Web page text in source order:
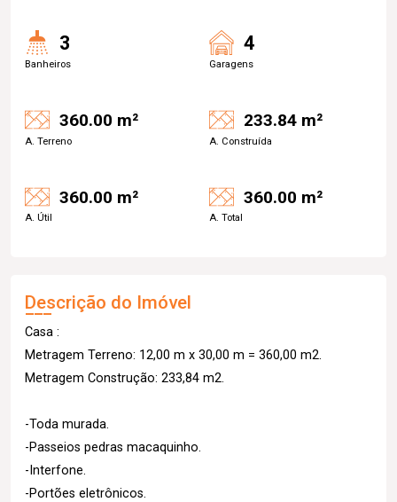
3
Banheiros
4
Garagens
360.00 m²
A. Terreno
233.84 m²
A. Construída
360.00 m²
A. Útil
360.00 m²
A. Total
Descrição do Imóvel
Casa :
Metragem Terreno: 12,00 m x 30,00 m = 360,00 m2.
Metragem Construção: 233,84 m2.
-Toda murada.
-Passeios pedras macaquinho.
-Interfone.
-Portões eletrônicos.